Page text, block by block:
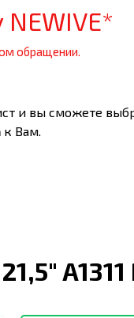
обращении.
и вы сможете
к Вам.